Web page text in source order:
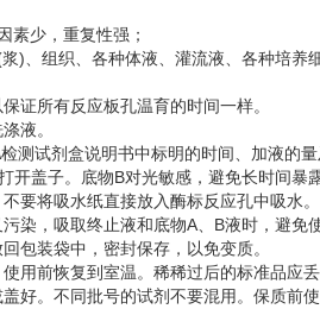
素少，重复性强；
)、组织、各种体液、灌流液、各种培
证所有反应板孔温育的时间一样。
液。
测试剂盒说明书中标明的时间、加液的
开盖子。底物B对光敏感，避免长时间暴
要将吸水纸直接放入酶标反应孔中吸水。
染，吸取终止液和底物A、B液时，避免
包装袋中，密封保存，以免变质。
用前恢复到室温。稀稀过后的标准品应
好。不同批号的试剂不要混用。保质前